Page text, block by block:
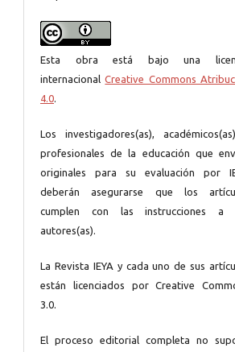
Esta obra está bajo una
internacionalCreative Commons
4.0.
Los investigadores(as),
profesionales de la educación que
originales para su evaluación por
deberán asegurarse que los
cumplen con las instrucciones a
autores(as).
La Revista IEYA y cada uno de sus
están licenciados por Creative
3.0.
El proceso editorial completa no